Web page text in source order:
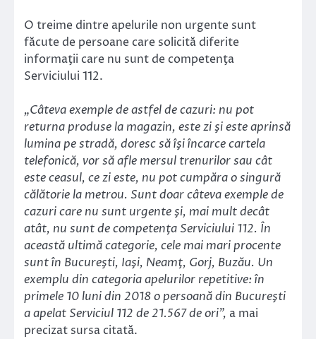
O treime dintre apelurile non urgente sunt
făcute de persoane care solicită diferite
informaţii care nu sunt de competenţa
Serviciului 112.
„Câteva exemple de astfel de cazuri: nu pot
returna produse la magazin, este zi şi este aprinsă
lumina pe stradă, doresc să îşi încarce cartela
telefonică, vor să afle mersul trenurilor sau cât
este ceasul, ce zi este, nu pot cumpăra o singură
călătorie la metrou. Sunt doar câteva exemple de
cazuri care nu sunt urgente şi, mai mult decât
atât, nu sunt de competenţa Serviciului 112. În
această ultimă categorie, cele mai mari procente
sunt în Bucureşti, Iaşi, Neamţ, Gorj, Buzău. Un
exemplu din categoria apelurilor repetitive: în
primele 10 luni din 2018 o persoană din Bucureşti
a apelat Serviciul 112 de 21.567 de ori”, a mai
precizat sursa citată.